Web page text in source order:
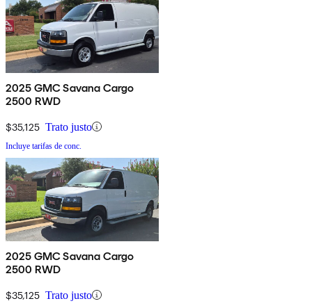
2025 GMC Savana Cargo
2500 RWD
$35,125 Trato justo
Incluye tarifas de conc.
2025 GMC Savana Cargo
2500 RWD
$35,125 Trato justo